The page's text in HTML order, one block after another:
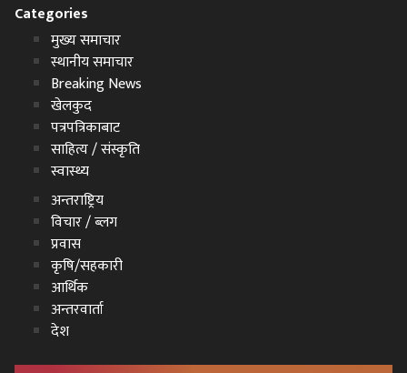
Categories
मुख्य समाचार
स्थानीय समाचार
Breaking News
खेलकुद
पत्रपत्रिकाबाट
साहित्य / संस्कृति
स्वास्थ्य
अन्तराष्ट्रिय
विचार / ब्लग
प्रवास
कृषि/सहकारी
आर्थिक
अन्तरवार्ता
देश